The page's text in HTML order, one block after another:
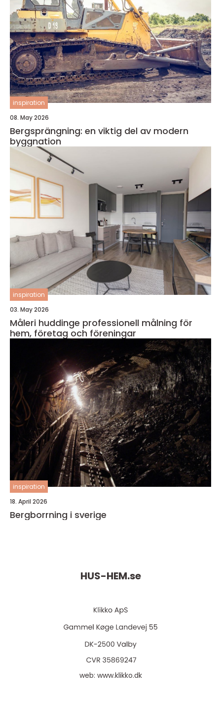
inspiration
08. May 2026
Bergsprängning: en viktig del av modern
byggnation
inspiration
03. May 2026
Måleri huddinge professionell målning för
hem, företag och föreningar
inspiration
18. April 2026
Bergborrning i sverige
HUS-HEM.se
web: www.klikko.dk